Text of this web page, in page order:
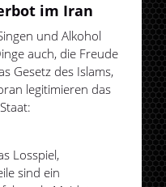
im Iran
und Alkohol
auch, die Freude
Gesetz des Islams,
legitimieren das
Losspiel,
sind ein